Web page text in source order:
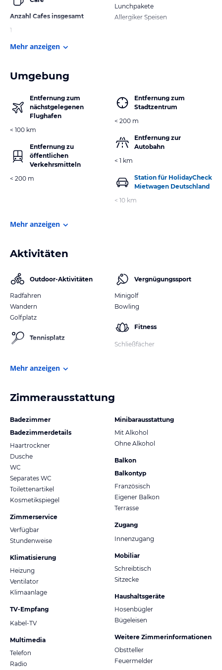
Anzahl Cafes insgesamt
1
Lunchpakete
Allergiker Speisen
Mehr anzeigen
Umgebung
Entfernung zum
nächstgelegenen
Flughafen
< 100 km
Entfernung zu
öffentlichen
Verkehrsmitteln
< 200 m
Entfernung zum
Stadtzentrum
< 200 m
Entfernung zur
Autobahn
< 1 km
Station für HolidayCheck
Mietwagen Deutschland
< 10 km
Mehr anzeigen
Aktivitäten
Outdoor-Aktivitäten
Radfahren
Wandern
Golfplatz
Tennisplatz
Vergnügungssport
Minigolf
Bowling
Fitness
Schließfächer
Mehr anzeigen
Zimmerausstattung
Badezimmer
Badezimmerdetails
Haartrockner
Dusche
WC
Separates WC
Toilettenartikel
Kosmetikspiegel
Zimmerservice
Verfügbar
Stundenweise
Klimatisierung
Heizung
Ventilator
Klimaanlage
TV-Empfang
Kabel-TV
Multimedia
Telefon
Radio
Minibarausstattung
Mit Alkohol
Ohne Alkohol
Balkon
Balkontyp
Französisch
Eigener Balkon
Terrasse
Zugang
Innenzugang
Mobiliar
Schreibtisch
Sitzecke
Haushaltsgeräte
Hosenbügler
Bügeleisen
Weitere Zimmerinformationen
Obstteller
Feuermelder